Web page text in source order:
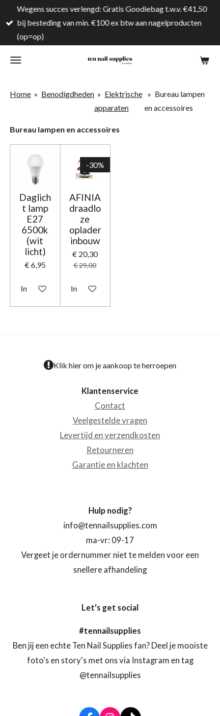
direct
naar
hoofdinhoud
Wegens succes verlengd: Gratis Goodiebag t.w.v. €41,50
bij besteding van min. €100 ex btw aan nagelproducten
(op=op)
Home » Benodigdheden » Elektrische
apparaten
» Bureau lampen
en accessoires
Bureau lampen en accessoires
Daglich
t lamp
E27
6500k
(wit
licht)
€ 6,95
In winkelwagen
-30%
AFINIA
draadlo
ze
oplader
inbouw
€ 20,30
€ 29,00
In winkelwagen
Klik hier om je aankoop te herroepen
Klantenservice
Contact
Veelgestelde vragen
Levertijd en verzendkosten
Retourneren
Garantie en klachten
Hulp nodig?
info@tennailsupplies.com
ma-vr: 09-17
Vergeet je ordernummer niet te melden voor een
snellere afhandeling
Let's get social
#tennailsupplies
Ben jij een echte Ten Nail Supplies fan? Deel je mooiste
foto's en story's met ons via Instagram en tag
@tennailsupplies